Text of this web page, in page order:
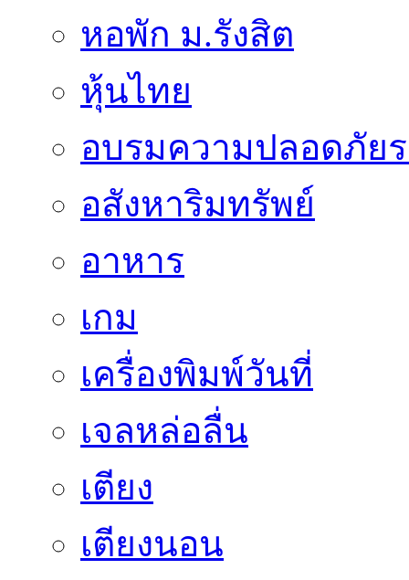
หอพัก ม.รังสิต
หุ้นไทย
อบรมความปลอดภัย
อสังหาริมทรัพย์
อาหาร
เกม
เครื่องพิมพ์วันที่
เจลหล่อลื่น
เตียง
เตียงนอน